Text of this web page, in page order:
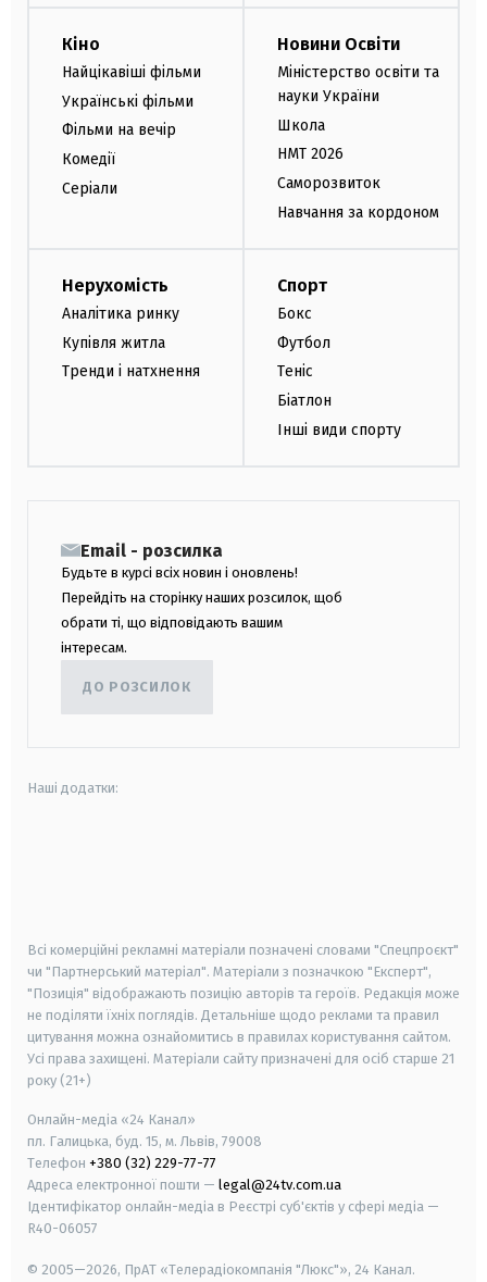
Кіно
Найцікавіші фільми
Українські фільми
Фільми на вечір
Комедії
Серіали
Новини Освіти
Міністерство освіти та
науки України
Школа
НМТ 2026
Саморозвиток
Навчання за кордоном
Нерухомість
Аналітика ринку
Купівля житла
Тренди і натхнення
Спорт
Бокс
Футбол
Теніс
Біатлон
Інші види спорту
Email - розсилка
Будьте в курсі всіх новин і оновлень!
Перейдіть на сторінку наших розсилок, щоб
обрати ті, що відповідають вашим
інтересам.
ДО РОЗСИЛОК
Наші додатки:
Всі комерційні рекламні матеріали позначені словами "Спецпроєкт"
чи "Партнерський матеріал". Матеріали з позначкою "Експерт",
"Позиція" відображають позицію авторів та героїв. Редакція може
не поділяти їхніх поглядів. Детальніше щодо реклами та правил
цитування можна ознайомитись в правилах користування сайтом.
Усі права захищені. Матеріали сайту призначені для осіб старше 21
року (21+)
Онлайн-медіа «24 Канал»
пл. Галицька, буд. 15, м. Львів, 79008
Телефон +380 (32) 229-77-77
Адреса електронної пошти — legal@24tv.com.ua
Ідентифікатор онлайн-медіа в Реєстрі суб'єктів у сфері медіа —
R40-06057
© 2005—2026, ПрАТ «Телерадіокомпанія "Люкс"», 24 Канал.